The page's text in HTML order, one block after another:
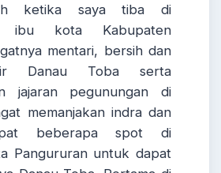
ketika saya tiba di
ibu kota Kabupaten
mentari, bersih dan
Danau Toba serta
jajaran pegunungan di
memanjakan indra dan
beberapa spot di
Pangururan untuk dapat